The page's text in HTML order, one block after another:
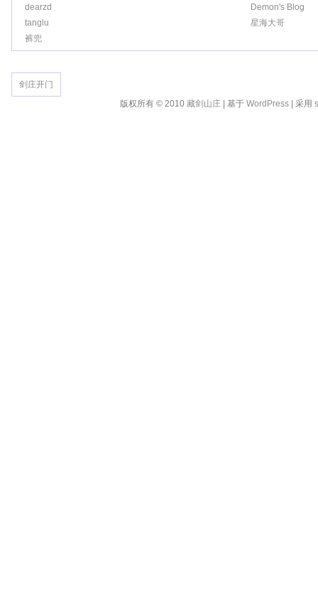
dearzd
Demon's Blog
tanglu
星海大哥
裤兜
剑庄开门
版权所有 © 2010 藏剑山庄 | 基于 WordPress| 采用